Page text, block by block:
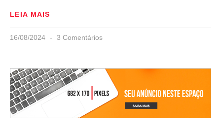
LEIA MAIS
16/08/2024 3 Comentários